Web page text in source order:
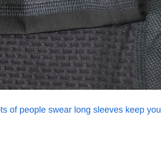
of people swear long sleeves keep you